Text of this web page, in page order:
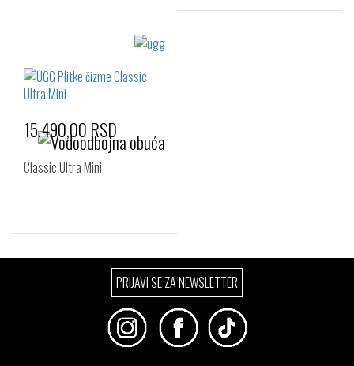
Izaberi željeni broj:
15.490,00 RSD
Classic Ultra Mini
PRIJAVI SE ZA NEWSLETTER